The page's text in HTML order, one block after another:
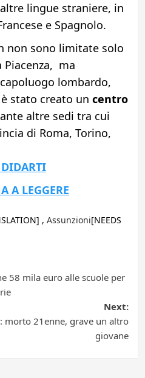
lingue straniere, in
e Spagnolo.
non sono limitate solo
Piacenza, ma
lombardo,
stato creato un centro
altre sedi tra cui
di Roma, Torino,
A LEGGERE
, Assunzioni[NEEDS
58 mila euro alle scuole per
Next:
morto 21enne, grave un altro
giovane